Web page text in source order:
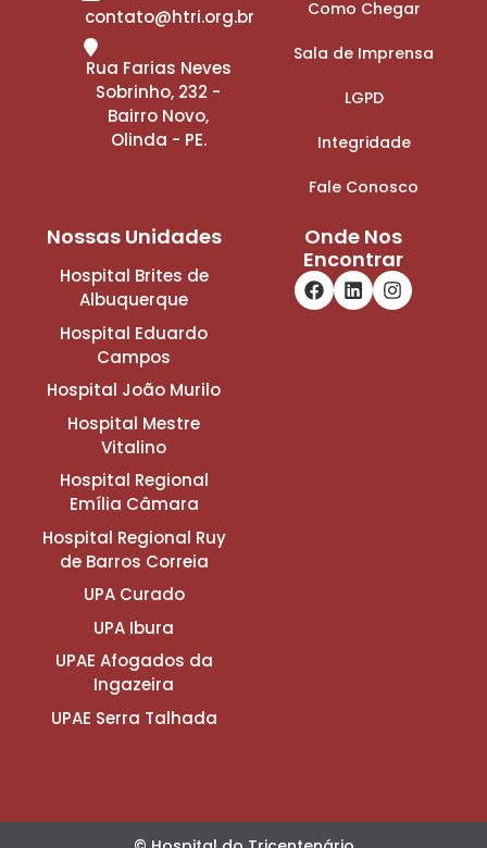
contato@htri.org.br
Rua Farias Neves
Sobrinho, 232 -
Bairro Novo,
Olinda - PE.
Como Chegar
Sala de Imprensa
LGPD
Integridade
Fale Conosco
Nossas Unidades
Hospital Brites de
Albuquerque
Hospital Eduardo
Campos
Hospital João Murilo
Hospital Mestre
Vitalino
Hospital Regional
Emília Câmara
Hospital Regional Ruy
de Barros Correia
UPA Curado
UPA Ibura
UPAE Afogados da
Ingazeira
UPAE Serra Talhada
Onde Nos
Encontrar